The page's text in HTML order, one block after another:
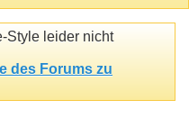
Style leider nicht
des Forums zu